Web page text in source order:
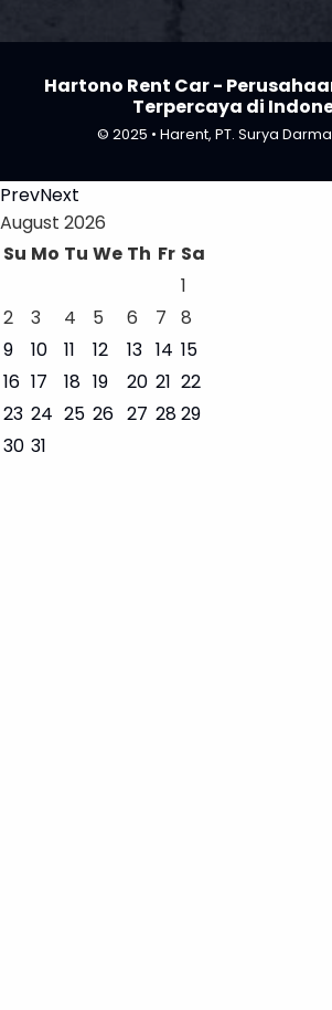
Hartono Rent Car -
Terpercaya di
© 2025 • Harent, PT. Surya
PrevNext
August 2026
Su Mo Tu We Th Fr Sa
1
2
3 4 5 6 7
8
9
10 11 12 13 14 15
16 17 18 19 20 21 22
23 24 25 26 27 2829
30 31